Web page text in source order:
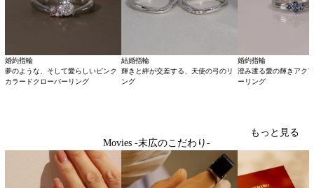
婚約指輪
夢のような、そして愛らしいピンク
カラードクローバーリング
結婚指輪
輝きと絆が交差する、天使の弓のリ
ング
婚約指輪
澄み渡る愛の輝きアク
ーリング
Movies -末広のこだわり-
もっと見る